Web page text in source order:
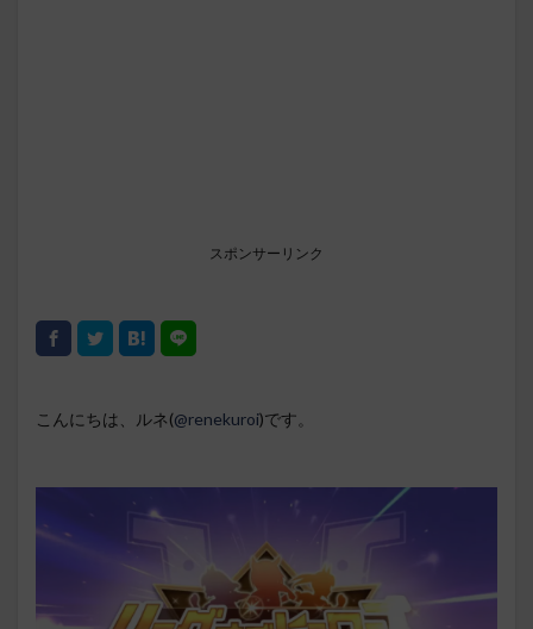
スポンサーリンク
こんにちは、ルネ(@renekuroi)です。